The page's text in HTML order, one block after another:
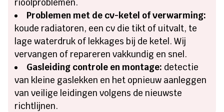
rioolproblemen.
Problemen met de cv-ketel of verwarming:
koude radiatoren, een cv die tikt of uitvalt, te
lage waterdruk of lekkages bij de ketel. Wij
vervangen of repareren vakkundig en snel.
Gasleiding controle en montage: detectie
van kleine gaslekken en het opnieuw aanleggen
van veilige leidingen volgens de nieuwste
richtlijnen.